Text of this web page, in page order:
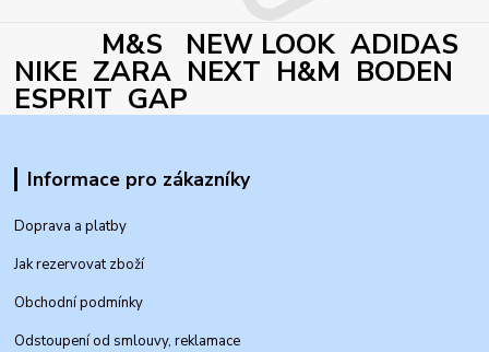
M&S NEW LOOK ADIDAS
NIKE ZARA NEXT H&M BODEN
ESPRIT GAP
Informace pro zákazníky
Doprava a platby
Jak rezervovat zboží
Obchodní podmínky
Odstoupení od smlouvy, reklamace